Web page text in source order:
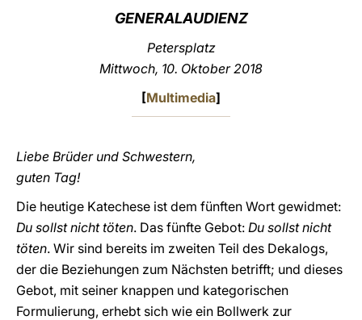
GENERALAUDIENZ
Petersplatz
Mittwoch, 10. Oktober 2018
[Multimedia]
Liebe Brüder und Schwestern,
guten Tag!
Die heutige Katechese ist dem fünften Wort gewidmet:
Du sollst nicht töten. Das fünfte Gebot: Du sollst nicht
töten. Wir sind bereits im zweiten Teil des Dekalogs,
der die Beziehungen zum Nächsten betrifft; und dieses
Gebot, mit seiner knappen und kategorischen
Formulierung, erhebt sich wie ein Bollwerk zur